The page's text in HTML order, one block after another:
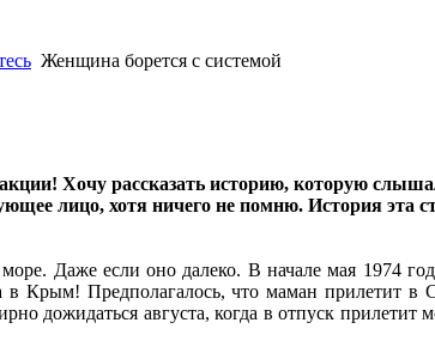
Женщина борется с системой
Хочу рассказать историю, которую
лицо, хотя ничего не помню. История эта
Даже если оно далеко. В начале мая 1974
в Крым! Предполагалось, что маман прилетит
дожидаться августа, когда в отпуск